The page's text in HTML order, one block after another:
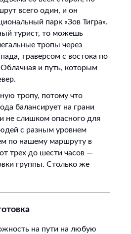
всего один, и он
парк «Зов Тигра».
турист, то можешь
тропы через
траверсом с востока по
и путь, которым
тропу, потому что
балансирует на грани
не слишком опасного для
с разным уровнем
по нашему маршруту в
трех до шести часов —
группы. Столько же
на пути на любую